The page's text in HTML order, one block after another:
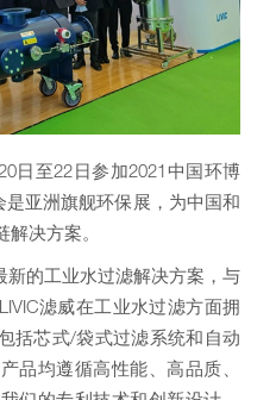
至22日参加2021中国环博
是亚洲旗舰环保展，为中国和
决方案。
的工业水过滤解决方案，与
滤威在工业水过滤方面拥
括芯式/袋式过滤系统和自动
品均遵循高性能、高品质、